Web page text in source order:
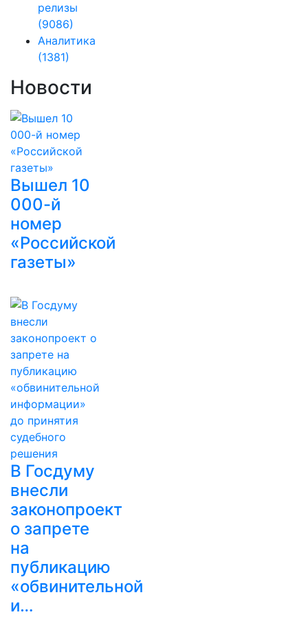
релизы
(9086)
Аналитика
(1381)
Новости
Вышел 10
000-й
номер
«Российской
газеты»
В Госдуму
внесли
законопроект
о запрете
на
публикацию
«обвинительной
и…